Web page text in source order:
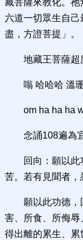
藏菩薩來教化。
六道一切眾生自
盡，方證菩提」。
地藏王菩薩超
嗡 哈哈哈 溫
om ha ha ha
念誦108遍為
回向：願以
苦。若有見聞者，
願以此功德，
害、所食、所侮
得出離的累生、